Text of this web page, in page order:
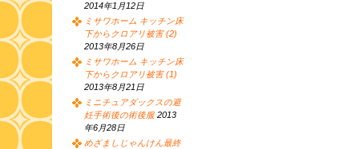
2014年1月12日
ミサワホーム キッチン床
下からクロアリ被害 (2)
2013年8月26日
ミサワホーム キッチン床
下からクロアリ被害 (1)
2013年8月21日
ミニチュアダックスの避
妊手術後の術後服 2013
年6月28日
めざましじゃんけん最終